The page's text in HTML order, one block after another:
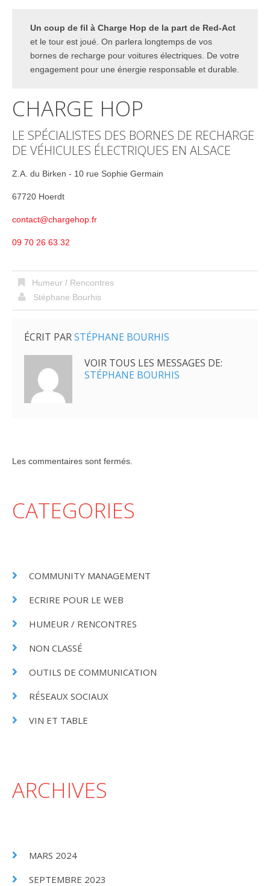
Un coup de fil à Charge Hop de la part de Red-Act
et le tour est joué. On parlera longtemps de vos
bornes de recharge pour voitures électriques. De votre
engagement pour une énergie responsable et durable.
CHARGE HOP
LE SPÉCIALISTES DES BORNES DE RECHARGE
DE VÉHICULES ÉLECTRIQUES EN ALSACE
Z.A. du Birken - 10 rue Sophie Germain
67720 Hoerdt
contact@chargehop.fr
09 70 26 63 32
Humeur / Rencontres
Stéphane Bourhis
ÉCRIT PARSTÉPHANE BOURHIS
VOIR TOUS LES MESSAGES DE:
STÉPHANE BOURHIS
Les commentaires sont fermés.
CATEGORIES
COMMUNITY MANAGEMENT
ECRIRE POUR LE WEB
HUMEUR / RENCONTRES
NON CLASSÉ
OUTILS DE COMMUNICATION
RÉSEAUX SOCIAUX
VIN ET TABLE
ARCHIVES
MARS 2024
SEPTEMBRE 2023